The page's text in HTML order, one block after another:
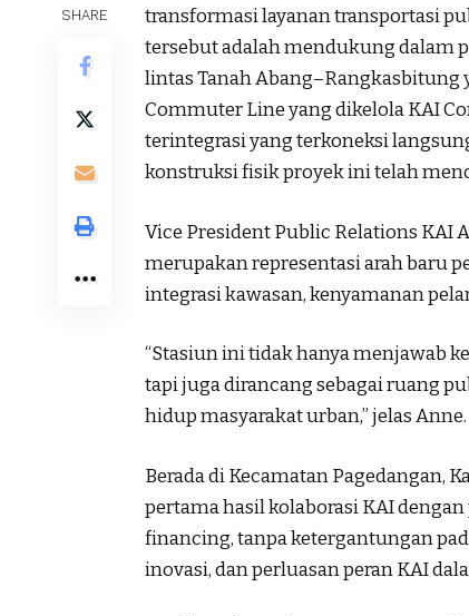
SHARE
transformasi layanan transportasi
tersebut adalah mendukung dalam
lintas Tanah
Commuter Line yang dikelola KAI
terintegrasi yang terkoneksi
konstruksi fisik proyek ini telah
Vice President Public Relations KAI
merupakan representasi arah baru
integrasi kawasan, kenyamanan
“Stasiun ini tidak hanya menjawab
tapi juga dirancang sebagai ruang
hidup masyarakat urban,” jelas Anne.
Berada di Kecamatan Pagedangan,
pertama hasil kolaborasi KAI
financing, tanpa ketergantungan
inovasi, dan perluasan peran KAI